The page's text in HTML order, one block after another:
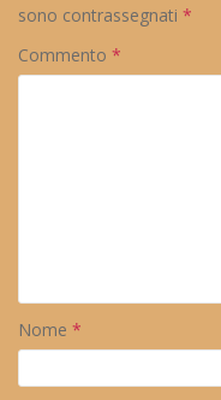
sono contrassegnati *
Commento *
Nome *